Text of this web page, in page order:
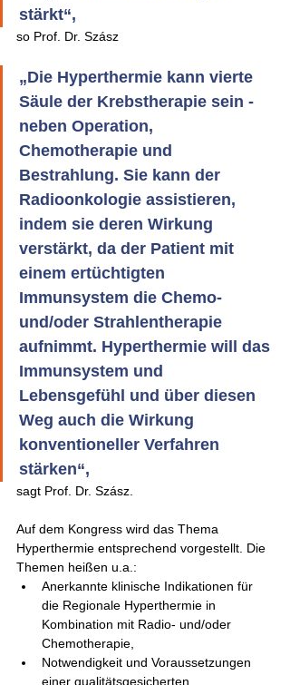
stärkt“,
so Prof. Dr. Szász
„Die Hyperthermie kann vierte
Säule der Krebstherapie sein -
neben Operation,
Chemotherapie und
Bestrahlung. Sie kann der
Radioonkologie assistieren,
indem sie deren Wirkung
verstärkt, da der Patient mit
einem ertüchtigten
Immunsystem die Chemo-
und/oder Strahlentherapie
aufnimmt. Hyperthermie will das
Immunsystem und
Lebensgefühl und über diesen
Weg auch die Wirkung
konventioneller Verfahren
stärken“,
sagt Prof. Dr. Szász.
Auf dem Kongress wird das Thema
Hyperthermie entsprechend vorgestellt. Die
Themen heißen u.a.:
Anerkannte klinische Indikationen für
die Regionale Hyperthermie in
Kombination mit Radio- und/oder
Chemotherapie,
Notwendigkeit und Voraussetzungen
einer qualitätsgesicherten